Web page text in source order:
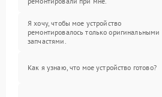
Я хочу, чтобы мое устройство
ремонтировалось только оригинальными
запчастями.
Как я узнаю, что мое устройство готово?